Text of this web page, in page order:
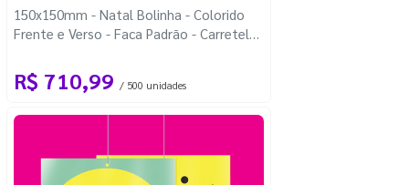
150x150mm - Natal Bolinha - Colorido
Frente e Verso - Faca Padrão - Carretel
R$ 710,99 / 500 unidades